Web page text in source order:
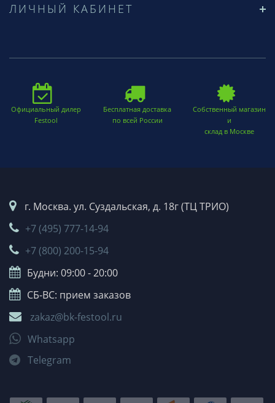
ЛИЧНЫЙ КАБИНЕТ
Официальный дилер
Festool
Бесплатная доставка
по всей России
Собственный магазин
и
склад в Москве
г. Москва. ул. Суздальская, д. 18г (ТЦ ТРИО)
+7 (495) 777-14-94
+7 (800) 200-15-94
Будни: 09:00 - 20:00
СБ-ВС: прием заказов
zakaz@bk-festool.ru
Whatsapp
Telegram